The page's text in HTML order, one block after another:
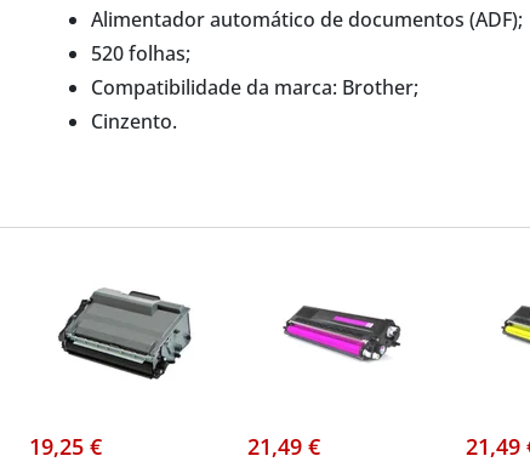
Alimentador automático de documentos (ADF);
520 folhas;
Compatibilidade da marca: Brother;
Cinzento.
19,25 € 21,49 € 21,49